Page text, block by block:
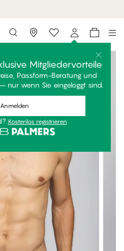
Storefinder
Mitgliedervorteile
Passform-Beratung und
nur wenn Sie eingeloggt sind.
Anmelden
Kostenlos registrieren